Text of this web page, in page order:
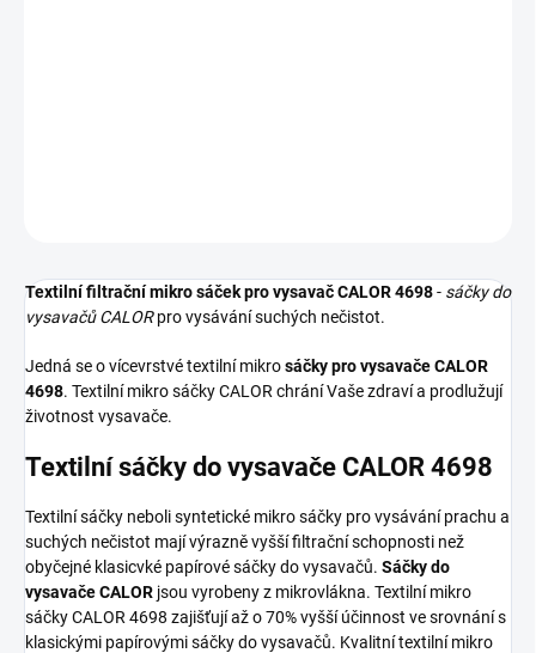
Textilní filtrační mikro sáček pro vysavač CALOR 4698- sáčky do
vysavačů CALORpro vysávání suchých nečistot.
Jedná se o vícevrstvé textilní mikrosáčky pro vysavače CALOR
4698. Textilní mikro sáčky CALOR chrání Vaše zdraví a prodlužují
životnost vysavače.
Textilní sáčky do vysavače CALOR 4698
Textilní sáčky neboli syntetické mikro sáčky pro vysávání prachu a
suchých nečistot mají výrazně vyšší filtrační schopnosti než
obyčejné klasicvké papírové sáčky do vysavačů. Sáčky do
vysavače CALOR jsou vyrobeny z mikrovlákna. Textilní mikro
sáčky CALOR 4698 zajišťují až o 70% vyšší účinnost ve srovnání s
klasickými papírovými sáčky do vysavačů. Kvalitní textilní mikro